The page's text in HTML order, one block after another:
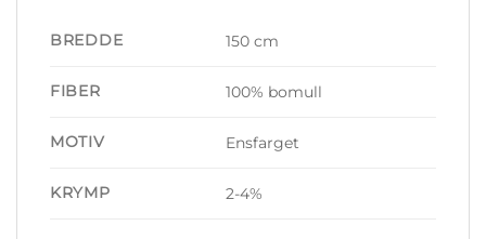
BREDDE 150 cm
FIBER 100% bomull
MOTIV Ensfarget
KRYMP 2-4%